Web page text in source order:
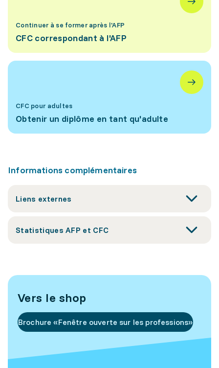
Continuer à se former après l'AFP
CFC correspondant à l'AFP
CFC pour adultes
Obtenir un diplôme en tant qu'adulte
Informations complémentaires
Liens externes
Statistiques AFP et CFC
Vers le shop
Brochure «Fenêtre ouverte sur les professions»